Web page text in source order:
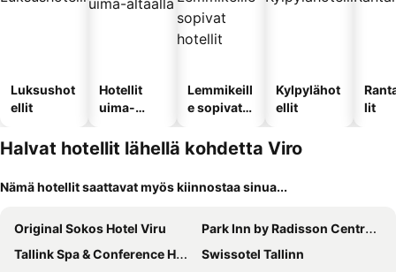
Luksushot
ellit
Hotellit
uima-
Lemmikeill
e sopivat
Kylpylähot
ellit
lit
Halvat hotellit lähellä kohdetta Viro
Nämä hotellit saattavat myös kiinnostaa sinua...
Original Sokos Hotel Viru
Park Inn by Radisson Central Tallinn
Tallink Spa & Conference Hotel
Swissotel Tallinn